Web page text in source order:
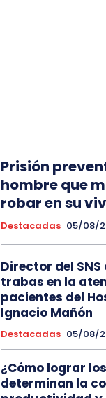
Prisión
hombre que
robar en su
Destacadas 05/08/
Director del
trabas en la
pacientes del
Ignacio Mañón
Destacadas 05/08/
¿Cómo lograr
determinan la